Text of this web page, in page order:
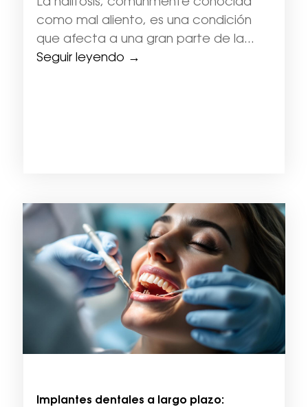
La halitosis, comúnmente conocida
como mal aliento, es una condición
que afecta a una gran parte de la...
Seguir leyendo →
Implantes dentales a largo plazo: